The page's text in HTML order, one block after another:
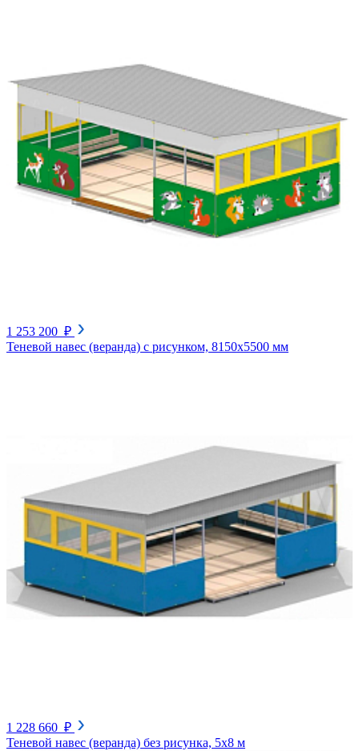
1 253 200 ₽
Теневой навес (веранда) с рисунком, 8150х5500 мм
1 228 660 ₽
Теневой навес (веранда) без рисунка, 5х8 м